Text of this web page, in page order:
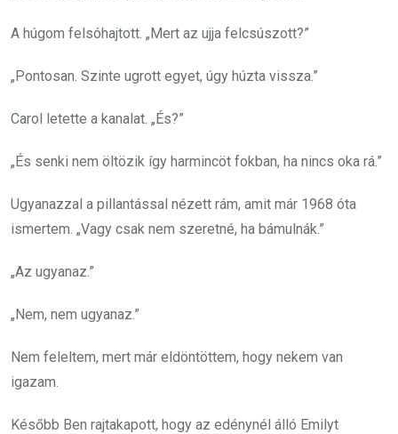
A húgom felsóhajtott. „Mert az ujja felcsúszott?”
„Pontosan. Szinte ugrott egyet, úgy húzta vissza.”
Carol letette a kanalat. „És?”
„És senki nem öltözik így harmincöt fokban, ha nincs oka rá.”
Ugyanazzal a pillantással nézett rám, amit már 1968 óta
ismertem. „Vagy csak nem szeretné, ha bámulnák.”
„Az ugyanaz.”
„Nem, nem ugyanaz.”
Nem feleltem, mert már eldöntöttem, hogy nekem van
igazam.
Később Ben rajtakapott, hogy az edénynél álló Emilyt